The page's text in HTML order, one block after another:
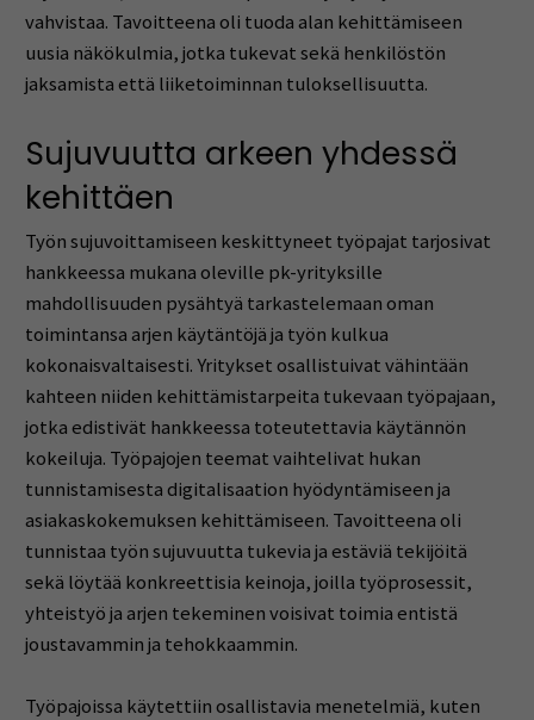
vahvistaa. Tavoitteena oli tuoda alan kehittämiseen
uusia näkökulmia, jotka tukevat sekä henkilöstön
jaksamista että liiketoiminnan tuloksellisuutta.
Sujuvuutta arkeen yhdessä
kehittäen
Työn sujuvoittamiseen keskittyneet työpajat tarjosivat
hankkeessa mukana oleville pk-yrityksille
mahdollisuuden pysähtyä tarkastelemaan oman
toimintansa arjen käytäntöjä ja työn kulkua
kokonaisvaltaisesti. Yritykset osallistuivat vähintään
kahteen niiden kehittämistarpeita tukevaan työpajaan,
jotka edistivät hankkeessa toteutettavia käytännön
kokeiluja. Työpajojen teemat vaihtelivat hukan
tunnistamisesta digitalisaation hyödyntämiseen ja
asiakaskokemuksen kehittämiseen. Tavoitteena oli
tunnistaa työn sujuvuutta tukevia ja estäviä tekijöitä
sekä löytää konkreettisia keinoja, joilla työprosessit,
yhteistyö ja arjen tekeminen voisivat toimia entistä
joustavammin ja tehokkaammin.
Työpajoissa käytettiin osallistavia menetelmiä, kuten